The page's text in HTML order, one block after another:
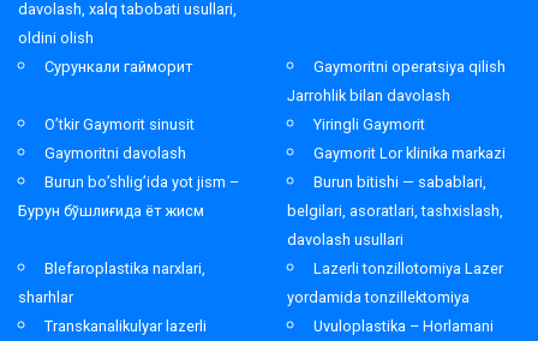
davolash, xalq tabobati usullari,
oldini olish
Сурункали гайморит
Gaymoritni operatsiya qilish
Jarrohlik bilan davolash
O’tkir Gaymorit sinusit
Yiringli Gaymorit
Gaymoritni davolash
Gaymorit Lor klinika markazi
Burun bo’shlig’ida yot jism –
Бурун бўшлиғида ёт жисм
Burun bitishi — sabablari,
belgilari, asoratlari, tashxislash,
davolash usullari
Blefaroplastika narxlari,
sharhlar
Lazerli tonzillotomiya Lazer
yordamida tonzillektomiya
Transkanalikulyar lazerli
Uvuloplastika – Horlamani